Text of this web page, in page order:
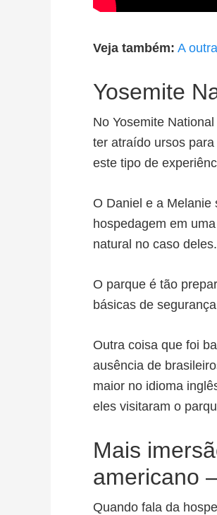
Veja também: A
Yosemite
No Yosemite
ter atraído ursos
este tipo de
O Daniel e a Melanie
hospedagem em
natural no caso deles.
O parque é tão
básicas de
Outra coisa que foi
ausência de
maior no idioma
eles visitaram o
Mais
americano
Quando fala da